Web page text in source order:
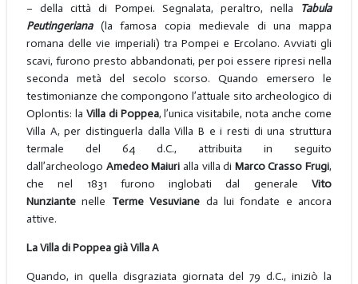
– della città di Pompei. Segnalata, peraltro, nella
Tabula
Peutingeriana(la famosa copia medievale di una mappa
romana delle vie imperiali) tra Pompei e Ercolano. Avviati gli
scavi, furono presto abbandonati, per poi essere ripresi nella
seconda metà del secolo scorso. Quando emersero le
testimonianze che compongono l’attuale sito archeologico di
Oplontis: la Villa di Poppea, l’unica visitabile, nota anche come
Villa A, per distinguerla dalla Villa B e i resti di una struttura
termale del 64 d.C., attribuita in seguito
dall’archeologo Amedeo Maiuri alla villa di Marco Crasso Frugi,
che nel 1831 furono inglobati dal generaleVito
Nunziantenelle Terme Vesuviane da lui fondate e ancora
attive.
La Villa di Poppea già Villa A
Quando, in quella disgraziata giornata del 79 d.C., iniziò la